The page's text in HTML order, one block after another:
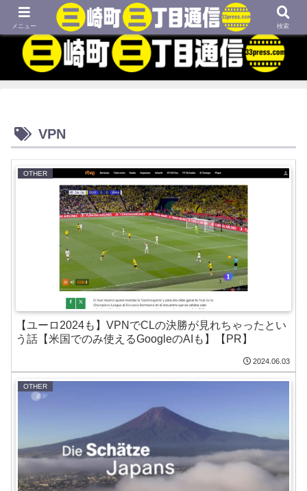
MBTIネタや映画、外国語学習などについてのブログです
VPN
OTHER
【ユーロ2024も】VPNでCLの決勝が見れちゃったとい
う話【米国でのみ使えるGoogleのAIも】【PR】
2024.06.03
OTHER
メニュー 検索